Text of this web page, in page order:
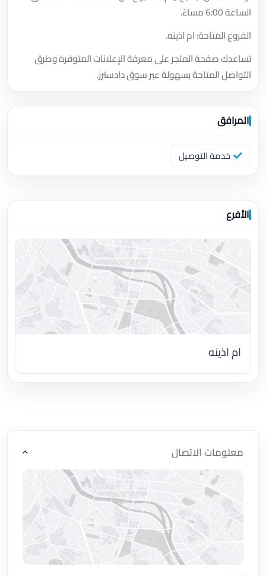
الساعة 6:00 مساءً.
الفروع المتاحة: ام اذينه.
تساعدك صفحة المتجر على معرفة الإعلانات المتوفرة وطرق
التواصل المتاحة بسهولة عبر سوق دادسترز.
المرافق
خدمة التوصيل
الأفرع
ام اذينه
معلومات الاتصال